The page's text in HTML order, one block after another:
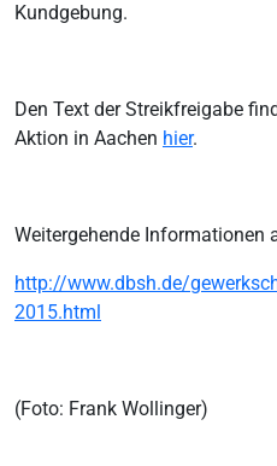
Kundgebung.
Den Text der Streikfreigabe
Aktion in Aachen hier.
Weitergehende Informationen
http://www.dbsh.de/
2015.html
(Foto: Frank Wollinger)